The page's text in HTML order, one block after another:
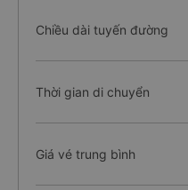
Chiều dài tuyến đường
Thời gian di chuyển
Giá vé trung bình